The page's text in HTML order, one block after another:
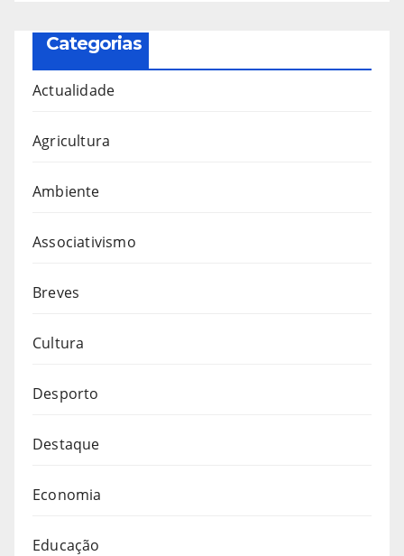
Categorias
Actualidade
Agricultura
Ambiente
Associativismo
Breves
Cultura
Desporto
Destaque
Economia
Educação